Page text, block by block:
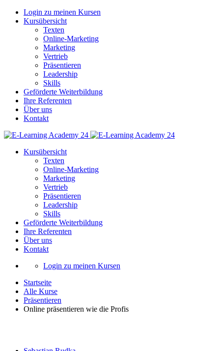
Login zu meinen Kursen
Kursübersicht
Texten
Online-Marketing
Marketing
Vertrieb
Präsentieren
Leadership
Skills
Geförderte Weiterbildung
Ihre Referenten
Über uns
Kontakt
Kursübersicht
Texten
Online-Marketing
Marketing
Vertrieb
Präsentieren
Leadership
Skills
Geförderte Weiterbildung
Ihre Referenten
Über uns
Kontakt
Login zu meinen Kursen
Startseite
Alle Kurse
Präsentieren
Online präsentieren wie die Profis